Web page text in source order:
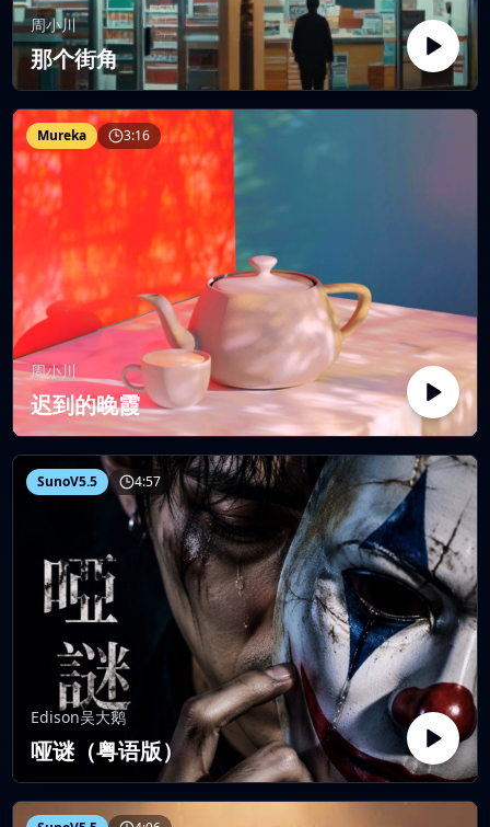
周小川
那个街角
Mureka 3:16
周小川
迟到的晚霞
SunoV5.5 4:57
Edison吴大鹅
哑谜（粤语版）